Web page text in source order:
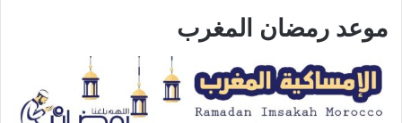
موعد رمضان المغرب